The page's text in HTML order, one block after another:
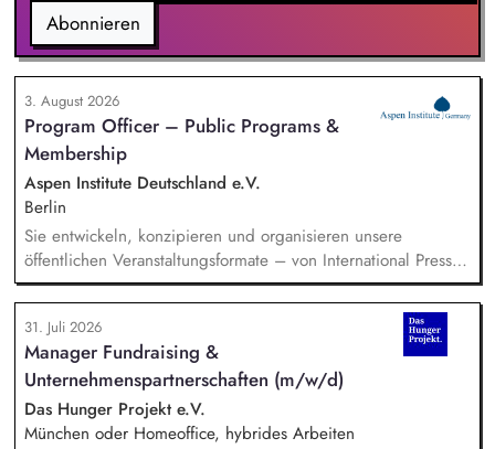
Abonnieren
3. August 2026
Program Officer – Public Programs &
Membership
Aspen Institute Deutschland e.V.
Berlin
Sie entwickeln, konzipieren und organisieren unsere
öffentlichen Veranstaltungsformate – von International Press
Roundtables, Deep Dive Discussions und Aspen Fireside
Chats bis hin zu besonderen Formaten wie der Aspen
Summer Party, der Aspen Gala und neuen
Veranstaltungsformaten. Sie identifizieren aktuelle politische
Themen und gewinnen hochrangige Referentinnen sowie
Diskussionspartnerinnen aus Politik, Wirtschaft, Wissenschaft,
Medien und Zivilgesellschaft.
31. Juli 2026
Manager Fundraising &
Unternehmenspartnerschaften (m/w/d)
Das Hunger Projekt e.V.
München oder Homeoffice, hybrides Arbeiten